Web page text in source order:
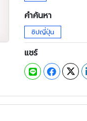
คำค้นหา
ซิปญี่ปุ่น
แชร์